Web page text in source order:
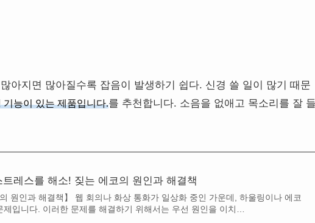
아지면 많아질수록 잡음이 발생하기 쉽다. 신경 쓸 일이 많기 때문
능이 있는 제품입니다.를 추천합니다. 소음을 없애고 목소리를 잘
트레스를 해소! 짖는 에코의 원인과 해결책
의 원인과 해결책】 웹 회의나 화상 통화가 일상화 중인 가운데, 하울링이나 에코
제입니다. 이러한 문제를 해결하기 위해서는 우선 원인을 이치…